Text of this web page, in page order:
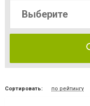
Сортировать: по рейтингу